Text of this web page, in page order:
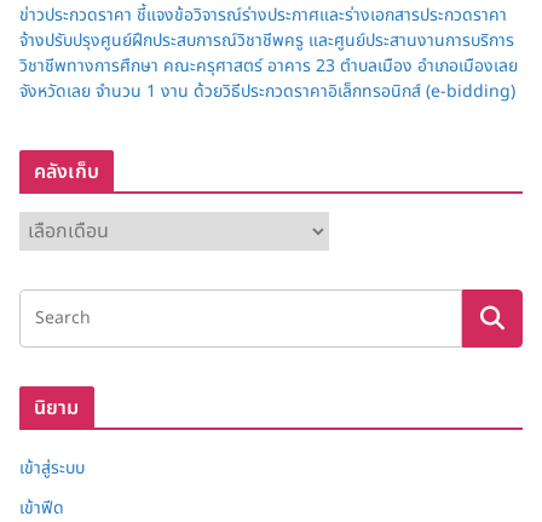
ข่าวประกวดราคา ชี้แจงข้อวิจารณ์ร่างประกาศและร่างเอกสารประกวดราคา
จ้างปรับปรุงศูนย์ฝึกประสบการณ์วิชาชีพครู และศูนย์ประสานงานการบริการ
วิชาชีพทางการศึกษา คณะครุศาสตร์ อาคาร 23 ตำบลเมือง อำเภอเมืองเลย
จังหวัดเลย จำนวน 1 งาน ด้วยวิธีประกวดราคาอิเล็กทรอนิกส์ (e-bidding)
คลังเก็บ
ลั
ง
ก็
นิยาม
เข้าสู่ระบบ
เข้าฟีด